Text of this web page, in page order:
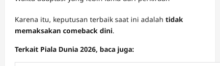
Karena itu, keputusan terbaik saat ini adalah tidak
memaksakan comeback dini.
Terkait Piala Dunia 2026, baca juga: